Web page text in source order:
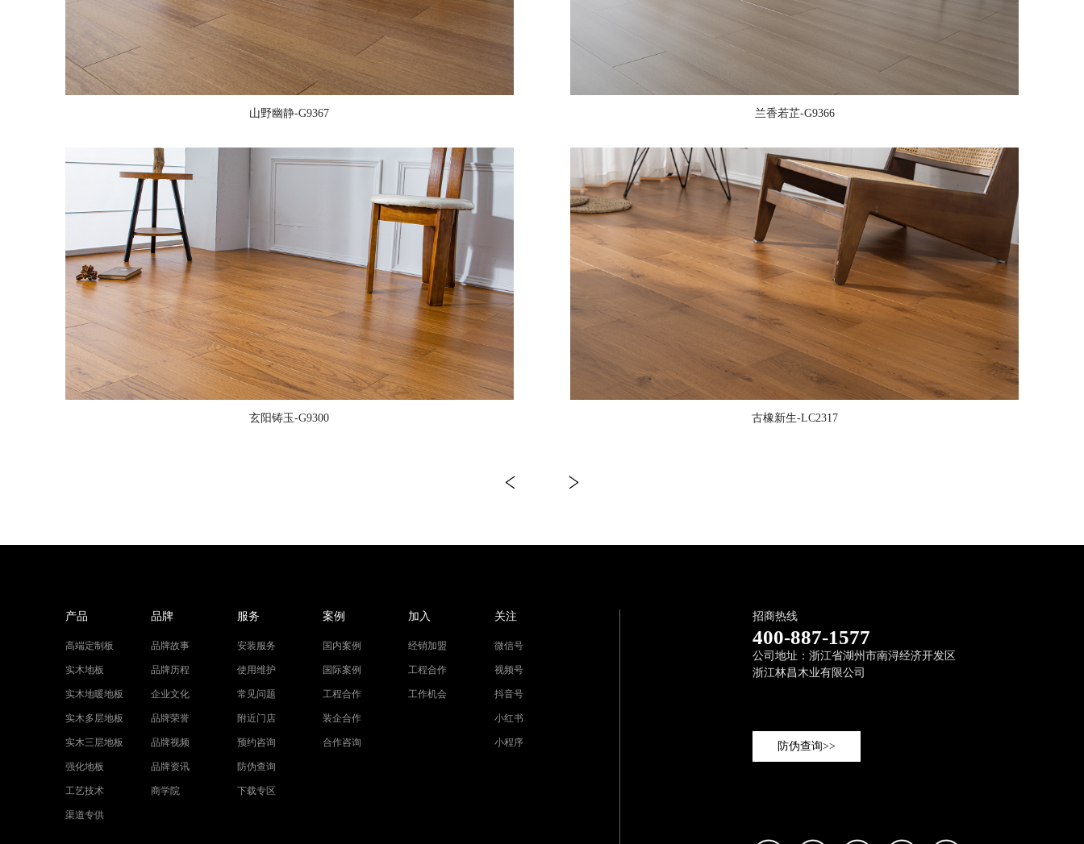
山野幽静-G9367 兰香若芷-G9366
玄阳铸玉-G9300 古橡新生-LC2317
产品
高端定制板
实木地板
实木地暖地板
实木多层地板
实木三层地板
强化地板
工艺技术
渠道专供
品牌
品牌故事
品牌历程
企业文化
品牌荣誉
品牌视频
品牌资讯
商学院
服务
安装服务
使用维护
常见问题
附近门店
预约咨询
防伪查询
下载专区
案例
国内案例
国际案例
工程合作
装企合作
合作咨询
加入
经销加盟
工程合作
工作机会
关注
微信号
视频号
抖音号
小红书
小程序
招商热线
400-887-1577
公司地址：浙江省湖州市南浔经济开发区
浙江林昌木业有限公司
防伪查询>>